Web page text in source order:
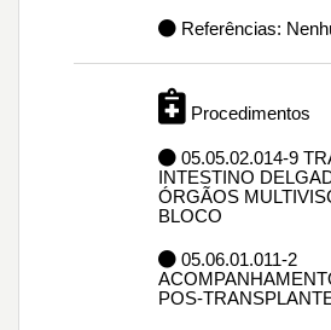
Referências:
Procedimentos
05.05.02.014-9
INTESTINO
ÓRGÃOS
BLOCO
05.06.01.011-2
POS-